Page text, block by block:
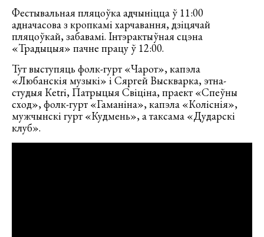
Фестывальная пляцоўка адчыніцца ў 11:00
адначасова з кропкамі харчавання, дзіцячай
пляцоўкай, забавамі. Інтэрактыўная сцэна
«Традыцыя» пачне працу ў 12:00.
Тут выступяць фолк-гурт «Чарот», капэла
«Любанскія музыкі» і Сяргей Выскварка, этна-
студыя Кetri, Патрыцыя Свіціна, праект «Спеўны
сход», фолк-гурт «Гаманіна», капэла «Коліснія»,
мужчынскі гурт «Кудмень», а таксама «Дударскі
клуб».